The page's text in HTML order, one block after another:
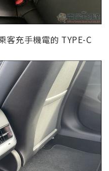
客充手機電的 TYPE-C